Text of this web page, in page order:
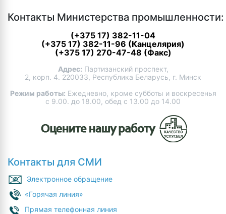
Контакты Министерства промышленности:
(+375 17) 382-11-04
(+375 17) 382-11-96 (Канцелярия)
(+375 17) 270-47-48 (Факс)
Адрес: Партизанский проспект,
2, корп. 4. 220033, Республика Беларусь, г. Минск
Режим работы: Ежедневно, кроме субботы и воскресенья
с 9.00. до 18.00, обед с 13.00 до 14.00
Контакты для СМИ
Электронное обращение
«Горячая линия»
Прямая телефонная линия